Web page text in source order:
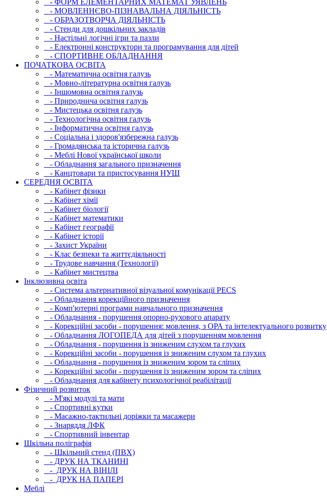
- ФОРМ ЕЛЕМЕНТАРНИХ МАТЕМАТ УЯВЛЕНЬ
- МОВЛЕННЄВО-ПІЗНАВАЛЬНА ДІЯЛЬНІСТЬ
- ОБРАЗОТВОРЧА ДІЯЛЬНІСТЬ
- Стенди для дошкільних закладів
- Настільні логічні ігри та пазли
- Електронні конструктори та програмування для дітей
- СПОРТИВНЕ ОБЛАДНАННЯ
ПОЧАТКОВА ОСВIТА
- Математична освітня галузь
- Мовно-літературна освітня галузь
- Iншомовна освітня галузь
- Природнича освітня галузь
- Мистецька освітня галузь
- Технологічна освітня галузь
- Інфopматична освітня галузь
- Соціальна і здоров'язбережна галузь
- Громадянська та історична галузь
- Меблі Нової української школи
- Обладнання загального призначення
- Канцтовари та пристосування НУШ
СЕРЕДНЯ ОСВIТА
- Кабінет фізики
- Кабінет хімії
- Кабінет біології
- Кабінет математики
- Кабінет географії
- Кабінет історії
- Захист України
- Клас безпеки та життєдіяльності
- Трудове навчання (Технології)
- Кабінет мистецтва
Інклюзивна освіта
- Система альтернативної візуальної комунікації PECS
- Обладнання корекційного призначення
- Комп'ютерні програми навчального призначення
- Обладнання - порушення опорно-рухового апарату
- Корекційні засоби - порушення: мовлення, з ОРА та інтелектуального розвитку
- Обладнання ЛОГОПЕДА для дітей з порушенням мовлення
- Обладнання - порушення із зниженим слухом та глухих
- Корекційні засоби - порушення із зниженим слухом та глухих
- Обладнання - порушення із зниженим зором та сліпих
- Корекційні засоби - порушення із зниженим зором та сліпих
- Обладнання для кабінету психологічної реабілітації
Фізичний розвиток
- М'які модулi та мати
- Спортивні кутки
- Масажно-тактильні доріжки та масажери
- Знаряддя ЛФК
- Спортивний інвентар
Шкільна поліграфія
- Шкільний стенд (ПВХ)
- ДРУК НА ТКАНИНІ
- ДРУК НА ВІНІЛІ
- ДРУК НА ПАПЕРІ
Меблі